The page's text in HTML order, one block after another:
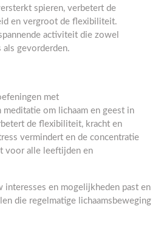
spieren, verbetert de
en vergroot de flexibiliteit.
activiteit die zowel
gevorderden.
met
meditatie om lichaam en geest in
de flexibiliteit, kracht en
vermindert en de concentratie
voor alle leeftijden en
interesses en mogelijkheden past en
die regelmatige lichaamsbeweging